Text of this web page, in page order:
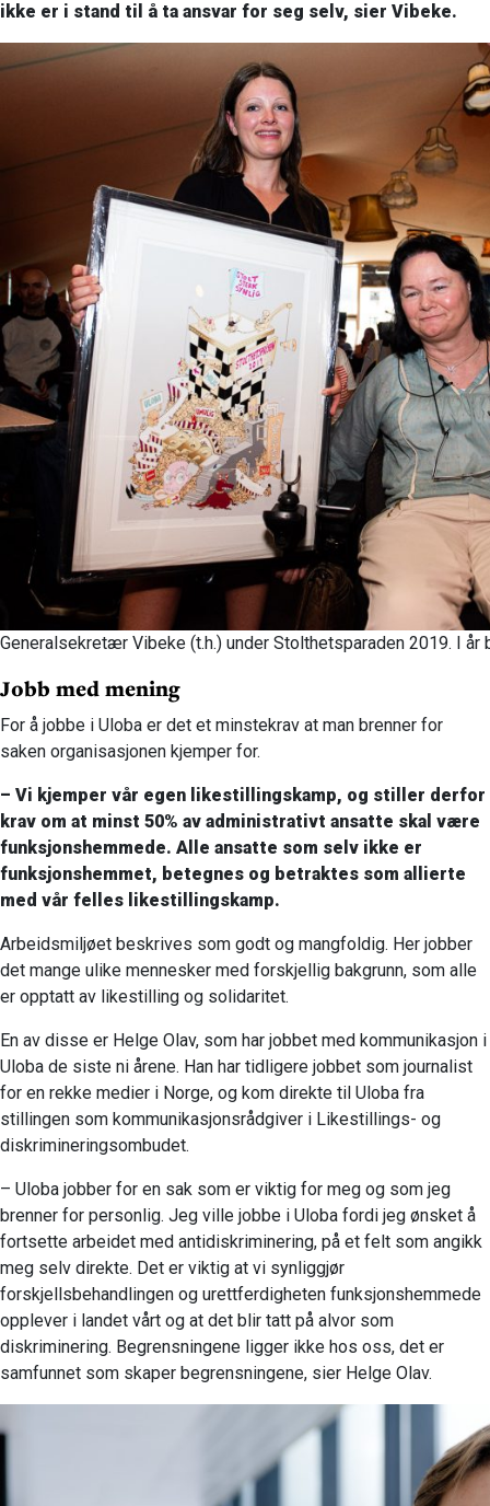
ikke er i stand til å ta ansvar for seg selv, sier Vibeke.
Generalsekretær Vibeke (t.h.) under Stolthetsparaden 2019. I år
Jobb med mening
For å jobbe i Uloba er det et minstekrav at man brenner for
saken organisasjonen kjemper for.
– Vi kjemper vår egen likestillingskamp, og stiller derfor
krav om at minst 50% av administrativt ansatte skal være
funksjonshemmede. Alle ansatte som selv ikke er
funksjonshemmet, betegnes og betraktes som allierte
med vår felles likestillingskamp.
Arbeidsmiljøet beskrives som godt og mangfoldig. Her jobber
det mange ulike mennesker med forskjellig bakgrunn, som alle
er opptatt av likestilling og solidaritet.
En av disse er Helge Olav, som har jobbet med kommunikasjon i
Uloba de siste ni årene. Han har tidligere jobbet som journalist
for en rekke medier i Norge, og kom direkte til Uloba fra
stillingen som kommunikasjonsrådgiver i Likestillings- og
diskrimineringsombudet.
– Uloba jobber for en sak som er viktig for meg og som jeg
brenner for personlig. Jeg ville jobbe i Uloba fordi jeg ønsket å
fortsette arbeidet med antidiskriminering, på et felt som angikk
meg selv direkte. Det er viktig at vi synliggjør
forskjellsbehandlingen og urettferdigheten funksjonshemmede
opplever i landet vårt og at det blir tatt på alvor som
diskriminering. Begrensningene ligger ikke hos oss, det er
samfunnet som skaper begrensningene, sier Helge Olav.